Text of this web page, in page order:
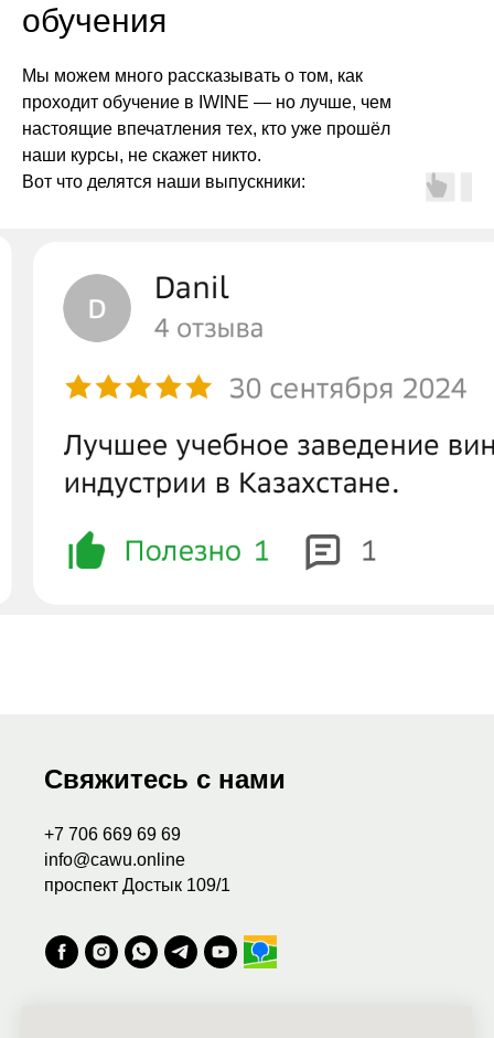
обучения
Мы можем много рассказывать о том, как
проходит обучение в IWINE — но лучше, чем
настоящие впечатления тех, кто уже прошёл
наши курсы, не скажет никто.
Вот что делятся наши выпускники:
Свяжитесь с нами
+7 706 669 69 69
info@cawu.online
проспект Достык 109/1